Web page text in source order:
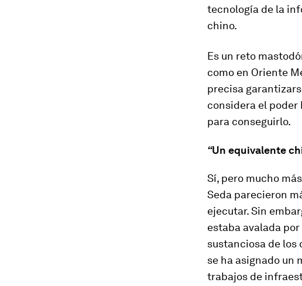
tecnología de la
chino.
Es un reto
como en Oriente
precisa
considera el poder
para conseguirlo.
“Un equivalente
Sí, pero mucho
Seda parecieron
ejecutar. Sin
estaba avalada
sustanciosa de los
se ha asignado un
trabajos de